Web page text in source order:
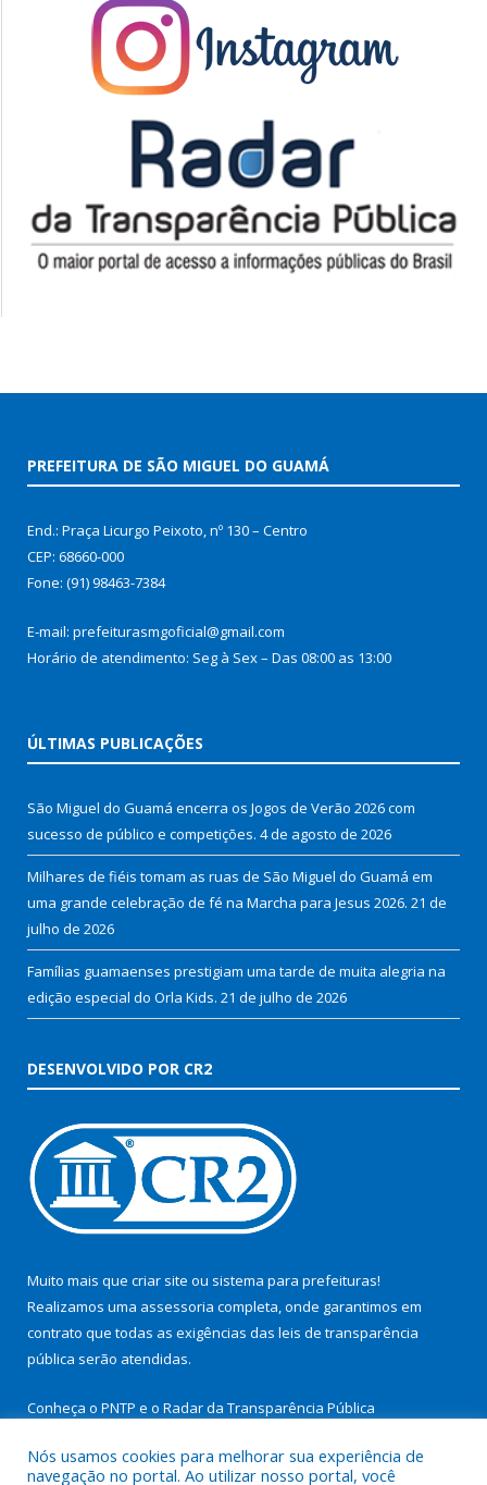
PREFEITURA DE SÃO MIGUEL DO GUAMÁ
End.: Praça Licurgo Peixoto, nº 130 – Centro
CEP: 68660-000
Fone: (91) 98463-7384
E-mail: prefeiturasmgoficial@gmail.com
Horário de atendimento: Seg à Sex – Das 08:00 as 13:00
ÚLTIMAS PUBLICAÇÕES
São Miguel do Guamá encerra os Jogos de Verão 2026 com
sucesso de público e competições. 4 de agosto de 2026
Milhares de fiéis tomam as ruas de São Miguel do Guamá em
uma grande celebração de fé na Marcha para Jesus 2026. 21 de
julho de 2026
Famílias guamaenses prestigiam uma tarde de muita alegria na
edição especial do Orla Kids. 21 de julho de 2026
DESENVOLVIDO POR CR2
Muito mais que criar site ou sistema para prefeituras!
Realizamos uma assessoria completa, onde garantimos em
contrato que todas as exigências das leis de transparência
pública serão atendidas.
Conheça o PNTP e o Radar da Transparência Pública
Nós usamos cookies para melhorar sua experiência de
navegação no portal. Ao utilizar nosso portal, você